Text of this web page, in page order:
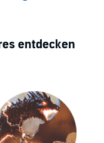
entdecken